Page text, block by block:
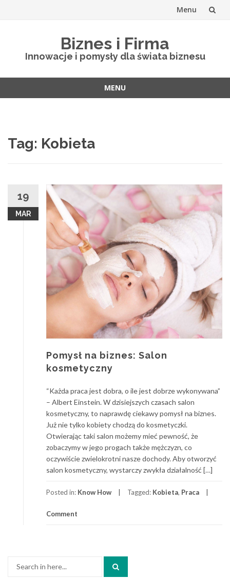
Menu
Biznes i Firma
Innowacje i pomysły dla świata biznesu
MENU
Tag: Kobieta
19
MAR
Pomysł na biznes: Salon
kosmetyczny
“Każda praca jest dobra, o ile jest dobrze wykonywana”
– Albert Einstein. W dzisiejszych czasach salon
kosmetyczny, to naprawdę ciekawy pomysł na biznes.
Już nie tylko kobiety chodzą do kosmetyczki.
Otwierając taki salon możemy mieć pewność, że
zobaczymy w jego progach także mężczyzn, co
oczywiście zwielokrotni nasze dochody. Aby otworzyć
salon kosmetyczny, wystarczy zwykła działalność […]
Posted in: Know How Tagged: Kobieta, Praca
Comment